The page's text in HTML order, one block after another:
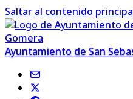
Saltar al contenido
Ayuntamiento de San